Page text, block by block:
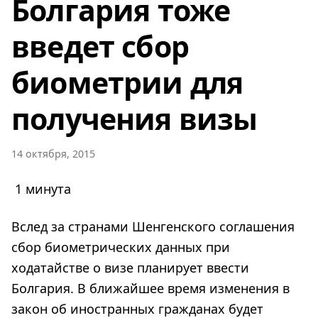
Болгария тоже
введет сбор
биометрии для
получения визы
14 октября, 2015
1 минута
Вслед за странами Шенгенского соглашения
сбор биометрических данных при
ходатайстве о визе планирует ввести
Болгария. В ближайшее время изменения в
закон об иностранных гражданах будет